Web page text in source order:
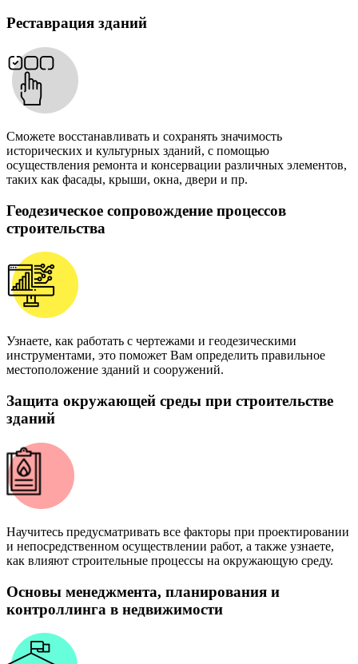
Реставрация зданий
Сможете восстанавливать и сохранять значимость
исторических и культурных зданий, с помощью
осуществления ремонта и консервации различных элементов,
таких как фасады, крыши, окна, двери и пр.
Геодезическое сопровождение процессов
строительства
Узнаете, как работать с чертежами и геодезическими
инструментами, это поможет Вам определить правильное
местоположение зданий и сооружений.
Защита окружающей среды при строительстве
зданий
Научитесь предусматривать все факторы при проектировании
и непосредственном осуществлении работ, а также узнаете,
как влияют строительные процессы на окружающую среду.
Основы менеджмента, планирования и
контроллинга в недвижимости